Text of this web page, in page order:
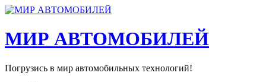
Перейти
содержимому
МИР АВТОМОБИЛЕЙ
Погрузись в мир автомобильных технологий!